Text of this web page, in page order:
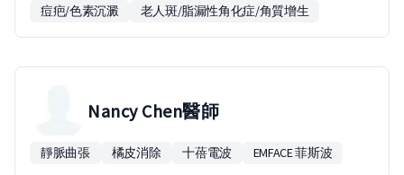
痘疤/色素沉澱
老人斑/脂漏性角化症/角質增生
Nancy Chen醫師
靜脈曲張 橘皮消除 十蓓電波 EMFACE 菲斯波